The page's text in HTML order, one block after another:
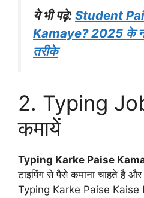
ये भी पढ़े: Student
Kamaye? 2025 के
तरीके
2. Typing
कमायें
Typing Karke Paise
टाइपिंग से पैसे कमाना चाहते है
Typing Karke Paise Kaise